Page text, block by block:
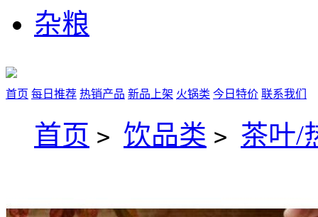
杂粮
首页 每日推荐 热销产品 新品上架 火锅类 今日特价 联系我们
首页 > 饮品类 > 茶叶/